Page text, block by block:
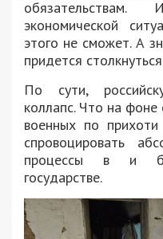
экономической
этого не сможет. А
придется
По сути,
коллапс. Что на
военных по
спровоцировать
процессы в и
государстве.